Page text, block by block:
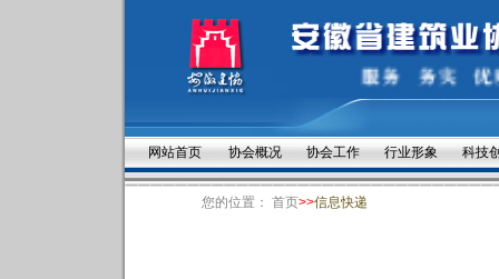
网站首页 协会概况 协会工作 行业形象 科技
您的位置： 首页>>信息快递